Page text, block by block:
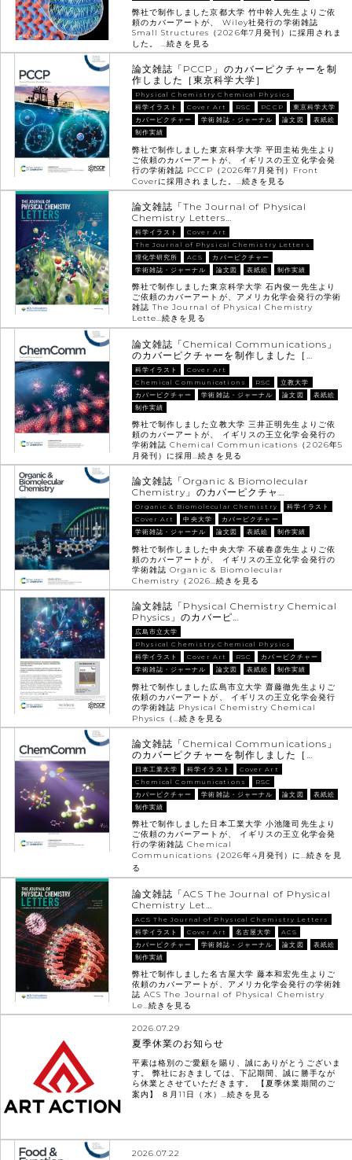
弊社で制作しました京都大学 竹中幹人先生よりご依
頼のカバーアートが、 Wiley社発行の学術雑誌
Small Structures（2026年7月発刊）に採用されま
した。 …続きを見る
論文雑誌「PCCP」のカバーピクチャーを制
作しました［東京科学大学］
Physical Chemistry Chemical Physics
科学イラスト
Cover Art RSC PCCP
東京科学大学
カバーピクチャー
学術雑誌・ジャーナル 論文図
表紙絵
制作実績
弊社で制作しました東京科学大学 平田圭祐先生より
ご依頼のカバーアートが、 イギリスの王立化学会発
行の学術雑誌 PCCP（2026年7月発刊）Front
Coverに採用されました。…続きを見る
論文雑誌「The Journal of Physical
Chemistry Letters…
科学イラスト
Cover Art
The Journal of Physical Chemistry Letters
理化学研究所
ACS
カバーピクチャー
学術雑誌・ジャーナル
論文図 表紙絵 制作実績
弊社で制作しました東京科学大学 石内俊一先生より
ご依頼のカバーアートが、アメリカ化学会発行の学術
雑誌 The Journal of Physical Chemistry
Lette…続きを見る
論文雑誌「Chemical Communications」
のカバーピクチャーを制作しました［…
科学イラスト
Cover Art
Chemical Communications
RSC
立教大学
カバーピクチャー
学術雑誌・ジャーナル 論文図
表紙絵
制作実績
弊社で制作しました立教大学 三井正明先生よりご依
頼のカバーアートが、 イギリスの王立化学会発行の
学術雑誌 Chemical Communications（2026年5
月発刊）に採用…続きを見る
論文雑誌「Organic & Biomolecular
Chemistry」のカバーピクチャ…
Organic & Biomolecular Chemistry
科学イラスト
Cover Art
中央大学
カバーピクチャー
学術雑誌・ジャーナル
論文図 表紙絵 制作実績
弊社で制作しました中央大学 不破春彦先生よりご依
頼のカバーアートが、 イギリスの王立化学会発行の
学術雑誌 Organic & Biomolecular
Chemistry（2026…続きを見る
論文雑誌「Physical Chemistry Chemical
Physics」のカバーピ…
広島市立大学
Physical Chemistry Chemical Physics
科学イラスト
Cover Art RSC
カバーピクチャー
学術雑誌・ジャーナル
論文図 表紙絵 制作実績
弊社で制作しました広島市立大学 齋藤徹先生よりご
依頼のカバーアートが、 イギリスの王立化学会発行
の学術雑誌 Physical Chemistry Chemical
Physics（…続きを見る
論文雑誌「Chemical Communications」
のカバーピクチャーを制作しました［…
日本工業大学 科学イラスト
Cover Art
Chemical Communications
RSC
カバーピクチャー
学術雑誌・ジャーナル 論文図
表紙絵
制作実績
弊社で制作しました日本工業大学 小池隆司先生より
ご依頼のカバーアートが、 イギリスの王立化学会発
行の学術雑誌 Chemical
Communications（2026年4月発刊）に…続きを見
る
論文雑誌「ACS The Journal of Physical
Chemistry Let…
ACS The Journal of Physical Chemistry Letters
科学イラスト
Cover Art 名古屋大学
ACS
カバーピクチャー
学術雑誌・ジャーナル 論文図
表紙絵
制作実績
弊社で制作しました名古屋大学 藤本和宏先生よりご
依頼のカバーアートが、アメリカ化学会発行の学術雑
誌 ACS The Journal of Physical Chemistry
Le…続きを見る
2026.07.29
夏季休業のお知らせ
平素は格別のご愛顧を賜り、誠にありがとうございま
す。 弊社におきましては、下記期間、誠に勝手なが
ら休業とさせていただきます。 【夏季休業期間のご
案内】 ８月11日（水）…続きを見る
2026.07.22